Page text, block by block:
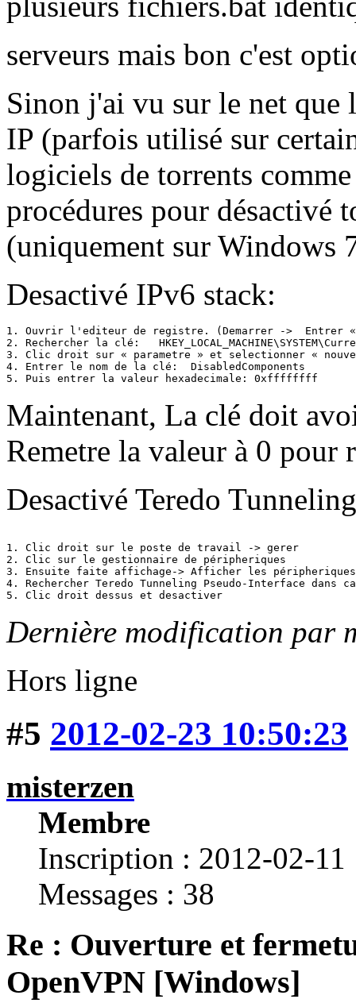
serveurs mais bon c'est
Sinon j'ai vu sur le net que
IP (parfois utilisé sur
logiciels de torrents
procédures pour désactivé
(uniquement sur Windows
Desactivé IPv6 stack:
1. Ouvrir l'editeur de registre. (Demarrer ->  Entrer
2. Rechercher la clé:
3. Clic droit sur « parametre » et selectionner «
4. Entrer le nom de la clé:  DisabledComponents
5. Puis entrer la valeur hexadecimale: 0xffffffff
Maintenant, La clé doit
Remetre la valeur à 0
Desactivé Teredo
1. Clic droit sur le poste de travail -> gerer
2. Clic sur le gestionnaire de péripheriques
3. Ensuite faite affichage-> Afficher les péripheriques
4. Rechercher Teredo Tunneling Pseudo-Interface dans
5. Clic droit dessus et desactiver
Dernière modification par
Hors ligne
#5 2012-02-23 10:50:23
misterzen
Membre
Inscription : 2012-02-11
Messages : 38
Re : Ouverture et
OpenVPN [Windows]